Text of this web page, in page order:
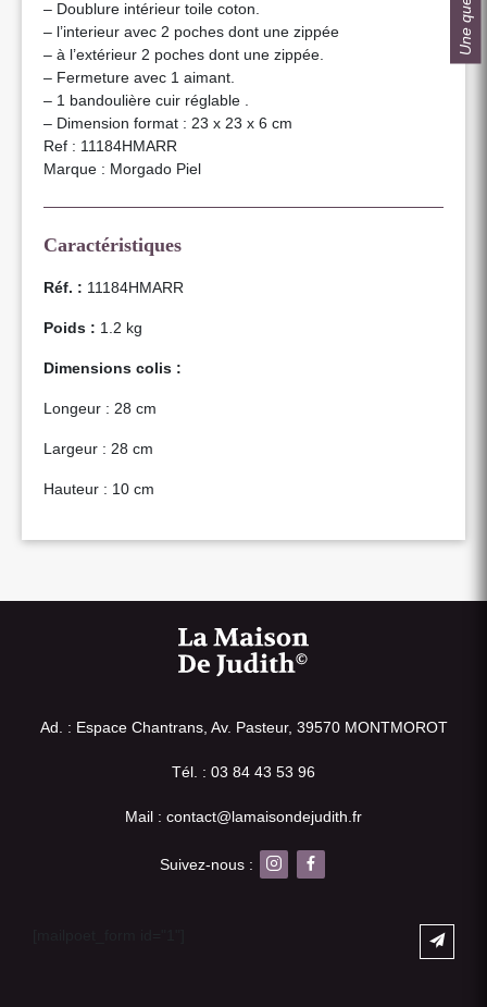
– Doublure intérieur toile coton.
– l’interieur avec 2 poches dont une zippée
– à l’extérieur 2 poches dont une zippée.
– Fermeture avec 1 aimant.
– 1 bandoulière cuir réglable .
– Dimension format : 23 x 23 x 6 cm
Ref : 11184HMARR
Marque : Morgado Piel
Caractéristiques
Réf. : 11184HMARR
Poids : 1.2 kg
Dimensions colis :
Longeur : 28 cm
Largeur : 28 cm
Hauteur : 10 cm
Ad. : Espace Chantrans, Av. Pasteur, 39570 MONTMOROT
Tél. : 03 84 43 53 96
Mail : contact@lamaisondejudith.fr
Suivez-nous :